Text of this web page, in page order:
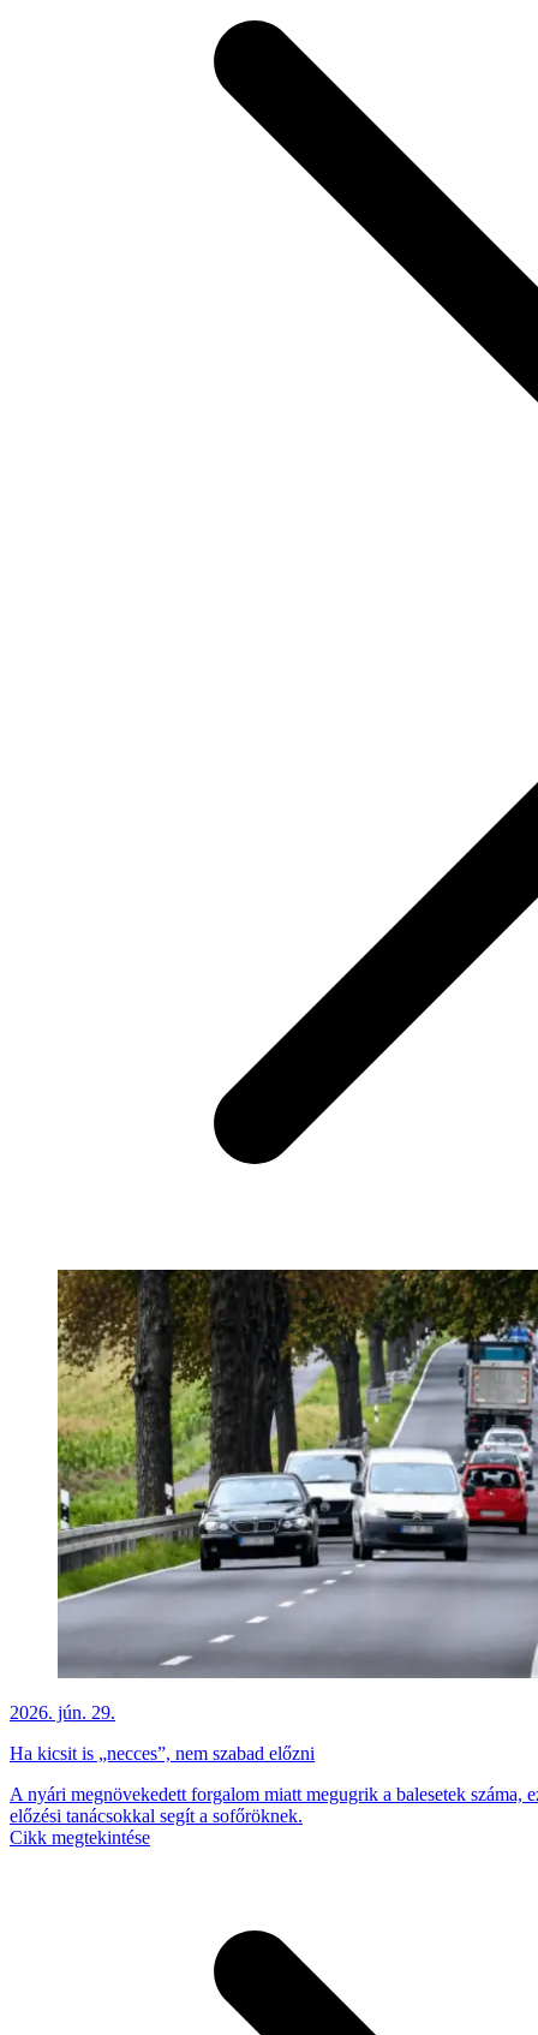
2026. jún. 29.
Ha kicsit is „necces”, nem szabad előzni
A nyári megnövekedett forgalom miatt megugrik a balesetek száma,
előzési tanácsokkal segít a sofőröknek.
Cikk megtekintése